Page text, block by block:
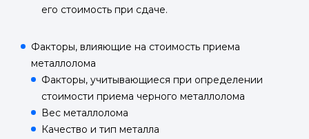
его стоимость при сдаче.
Факторы, влияющие на стоимость приема
металлолома
Факторы, учитывающиеся при определении
стоимости приема черного металлолома
Вес металлолома
Качество и тип металла